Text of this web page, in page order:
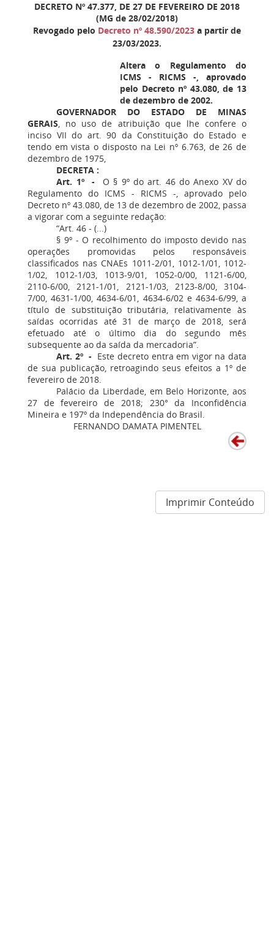
DECRETO Nº 47.377, DE 27 DE FEVEREIRO DE 2018
(MG de 28/02/2018)
Revogado pelo Decreto nº 48.590/2023 a partir de
23/03/2023.
Altera o Regulamento do
ICMS - RICMS -, aprovado
pelo Decreto nº 43.080, de 13
de dezembro de 2002.
GOVERNADOR DO ESTADO DE MINAS
GERAIS, no uso de atribuição que lhe confere o
inciso VII do art. 90 da Constituição do Estado e
tendo em vista o disposto na Lei nº 6.763, de 26 de
dezembro de 1975,
DECRETA :
Art. 1º - O § 9º do art. 46 do Anexo XV do
Regulamento do ICMS - RICMS -, aprovado pelo
Decreto nº 43.080, de 13 de dezembro de 2002, passa
a vigorar com a seguinte redação:
“Art. 46 - (...)
§ 9º - O recolhimento do imposto devido nas
operações promovidas pelos responsáveis
classificados nas CNAEs 1011-2/01, 1012-1/01, 1012-
1/02, 1012-1/03, 1013-9/01, 1052-0/00, 1121-6/00,
2110-6/00, 2121-1/01, 2121-1/03, 2123-8/00, 3104-
7/00, 4631-1/00, 4634-6/01, 4634-6/02 e 4634-6/99, a
título de substituição tributária, relativamente às
saídas ocorridas até 31 de março de 2018, será
efetuado até o último dia do segundo mês
subsequente ao da saída da mercadoria”.
Art. 2º - Este decreto entra em vigor na data
de sua publicação, retroagindo seus efeitos a 1º de
fevereiro de 2018.
Palácio da Liberdade, em Belo Horizonte, aos
27 de fevereiro de 2018; 230° da Inconfidência
Mineira e 197º da Independência do Brasil.
FERNANDO DAMATA PIMENTEL
Imprimir Conteúdo